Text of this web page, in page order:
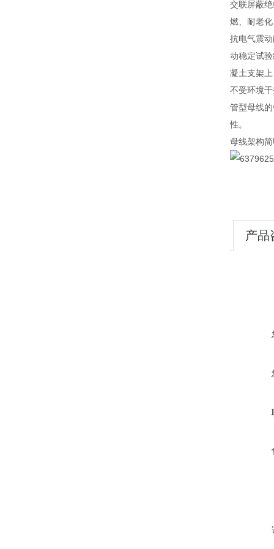
交联屏蔽
燃、耐老
抗电气震
动稳定试
凝土支架
不受环境
管型母线
性。
母线架构
产品